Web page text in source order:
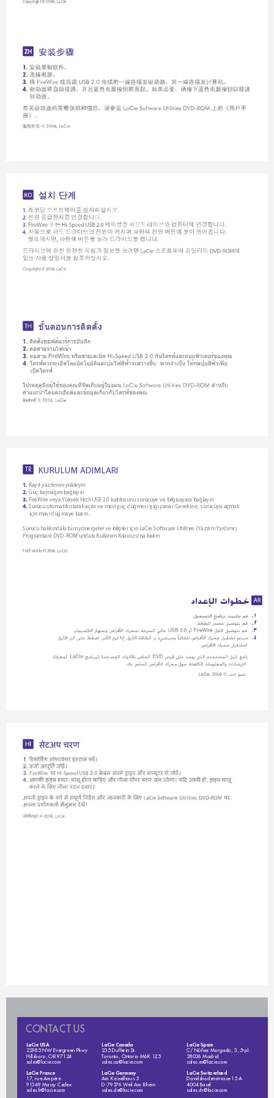
Copyright © 2006, LaCie
TR KU RU LU M AD M LAR
1. Kayıt yazılımını yükleyin.
2. Güç kaynağını bağlayın.
3. FireWire veya Yüksek Hızlı USB 2.0 kablosunu sürücüye ve bilgisayara bağlayın.
4. Sürücü otomatik olarak açılır ve mavi güç düğmesi ışığı yanar. Gerekirse, sürücüyü açmak
     için mavi düğmeye basın.
Sürücü hakkındaki tüm yönergeler ve bilgiler için LaCie Software Utilities (Yazılım Yardımcı
Programları) DVD-ROM'undaki Kullanım Kılavuzu'na bakın.
Telif Hakkı © 2006, LaCie
CONTACT US
LaCie USA LaCie Canada LaCie Spain
a
22985 NW Evergreen Pkwy 235 Dufferin St. C/ Núñez Morgado, 3, 5 pl.
Hillsboro, OR 97124 Toronto, Ontario M6K 1Z5
28036 Madrid
sales@lacie.com
sales.ca@lacie.com sales.es@lacie.com
LaCie France LaCie Germany LaCie Switzerland
17, rue Ampère Am Kesselhaus 5
Davidsbodenstrasse 15 A
91349 Massy Cedex
D-79576 Weil Am Rhein
4004 Basel
sales.fr@lacie.com
sales.de@lacie.com sales.ch@lacie.com